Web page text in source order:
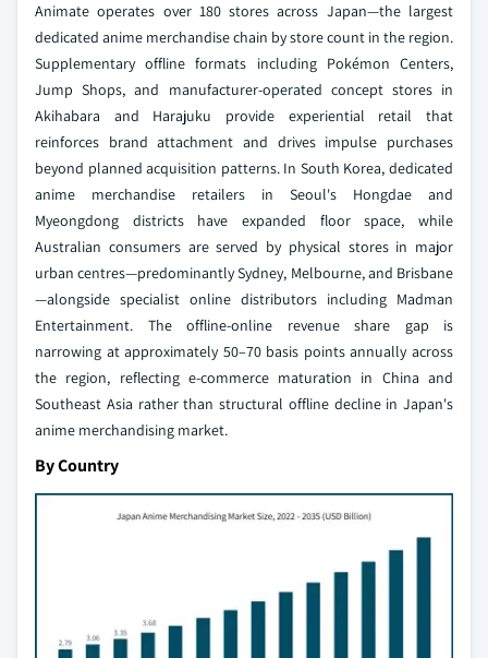
Animate operates over 180 stores across Japan—the largest
dedicated anime merchandise chain by store count in the region.
Supplementary offline formats including Pokémon Centers,
Jump Shops, and manufacturer-operated concept stores in
Akihabara and Harajuku provide experiential retail that
reinforces brand attachment and drives impulse purchases
beyond planned acquisition patterns. In South Korea, dedicated
anime merchandise retailers in Seoul's Hongdae and
Myeongdong districts have expanded floor space, while
Australian consumers are served by physical stores in major
urban centres—predominantly Sydney, Melbourne, and Brisbane
—alongside specialist online distributors including Madman
Entertainment. The offline-online revenue share gap is
narrowing at approximately 50–70 basis points annually across
the region, reflecting e-commerce maturation in China and
Southeast Asia rather than structural offline decline in Japan's
anime merchandising market.
By Country